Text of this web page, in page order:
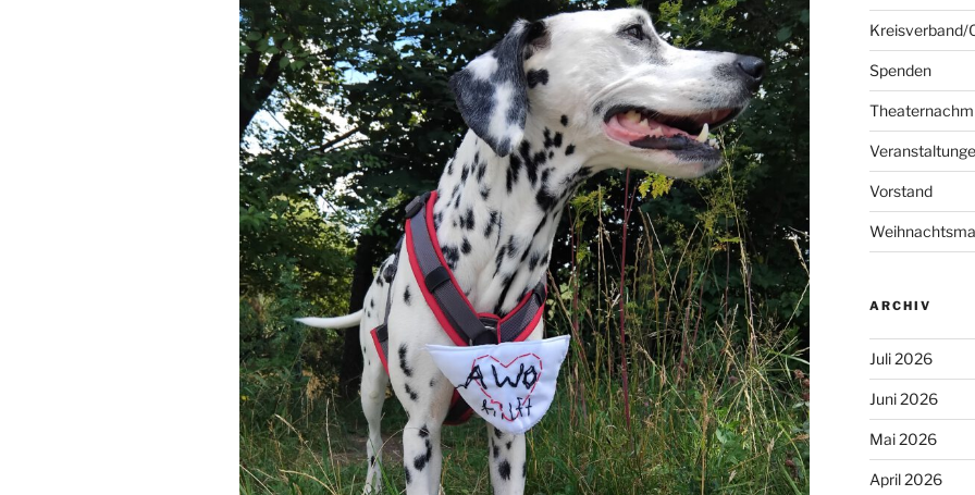
Kreisverband/
Spenden
Vorstand
ARCHIV
Juli 2026
Juni 2026
Mai 2026
April 2026